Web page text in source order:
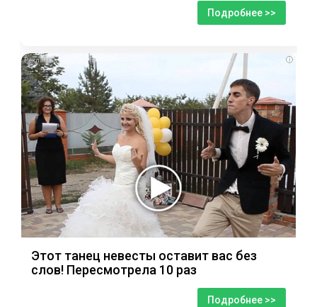
Подробнее >>
i
Этот танец невесты оставит вас без
слов! Пересмотрела 10 раз
Подробнее >>